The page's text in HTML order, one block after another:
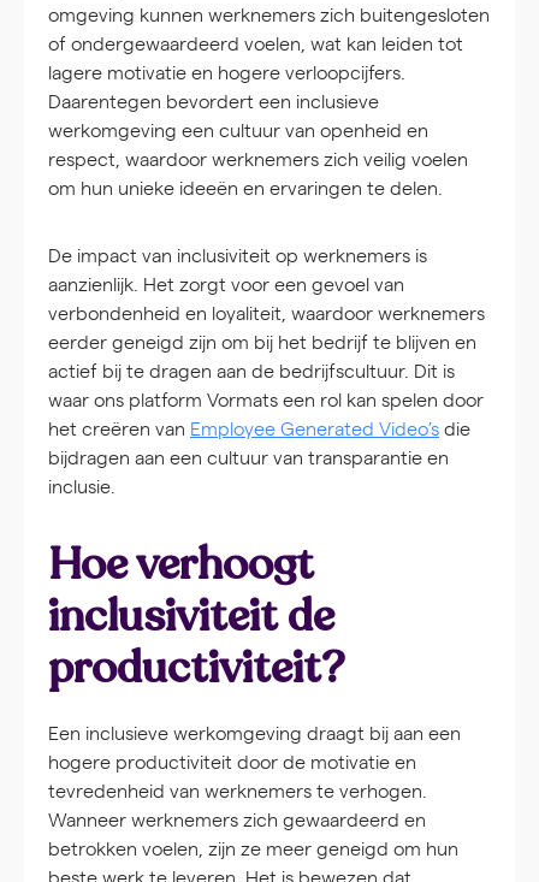
omgeving kunnen werknemers zich buitengesloten
of ondergewaardeerd voelen, wat kan leiden tot
lagere motivatie en hogere verloopcijfers.
Daarentegen bevordert een inclusieve
werkomgeving een cultuur van openheid en
respect, waardoor werknemers zich veilig voelen
om hun unieke ideeën en ervaringen te delen.
De impact van inclusiviteit op werknemers is
aanzienlijk. Het zorgt voor een gevoel van
verbondenheid en loyaliteit, waardoor werknemers
eerder geneigd zijn om bij het bedrijf te blijven en
actief bij te dragen aan de bedrijfscultuur. Dit is
waar ons platform Vormats een rol kan spelen door
het creëren van Employee Generated Video’sdie
bijdragen aan een cultuur van transparantie en
inclusie.
Hoe verhoogt
inclusiviteit de
productiviteit?
Een inclusieve werkomgeving draagt bij aan een
hogere productiviteit door de motivatie en
tevredenheid van werknemers te verhogen.
Wanneer werknemers zich gewaardeerd en
betrokken voelen, zijn ze meer geneigd om hun
beste werk te leveren. Het is bewezen dat